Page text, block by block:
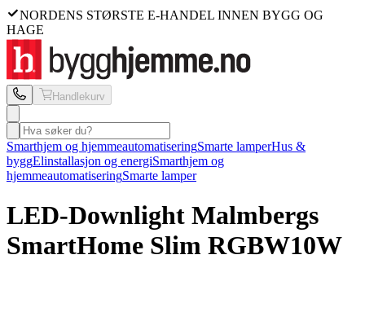
NORDENS STØRSTE E-HANDEL INNEN BYGG OG
HAGE
Handlekurv
Smarthjem og hjemmeautomatiseringSmarte lamperHus &
byggElinstallasjon og energiSmarthjem og
hjemmeautomatiseringSmarte lamper
LED-Downlight Malmbergs
SmartHome Slim RGBW10W